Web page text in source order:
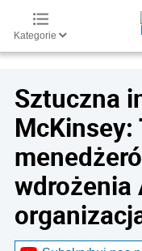
Kategorie
Sztuczna
McKinsey:
wdrożenia